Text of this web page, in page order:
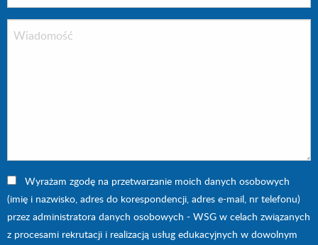
Wyrażam zgodę na przetwarzanie moich danych osobowych
(imię i nazwisko, adres do korespondencji, adres e-mail, nr telefonu)
przez administratora danych osobowych - WSG w celach związanych
z procesami rekrutacji i realizacją usług edukacyjnych w dowolnym